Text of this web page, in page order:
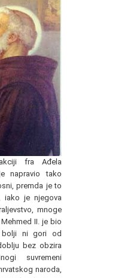
fra Ađela
napravio tako
premda je to
iako je njegova
mnoge
II. je bio
bolji ni gori od
bez obzira
suvremeni
naroda,